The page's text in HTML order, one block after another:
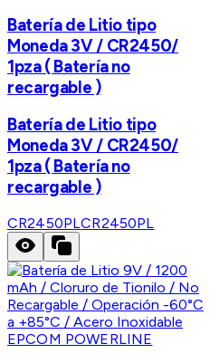
Batería de Litio tipo
Moneda 3V / CR2450/
1pza ( Batería no
recargable )
Batería de Litio tipo
Moneda 3V / CR2450/
1pza ( Batería no
recargable )
CR2450PLCR2450PL
EPCOM POWERLINE